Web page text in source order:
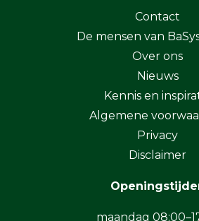
Contact
De mensen van
Over ons
Nieuws
Kennis en
Algemene
Privacy
Disclaimer
maandag